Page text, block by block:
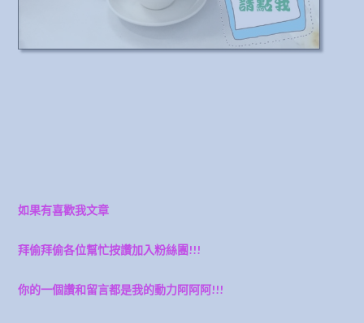
如果有喜歡我文章
拜偷拜偷各位幫忙按讚加入粉絲團!!!
你的一個讚和留言都是我的動力阿阿阿!!!